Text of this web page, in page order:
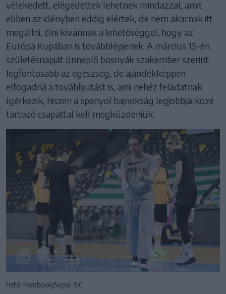
vélekedett, elégedettek lehetnek mindazzal, amit
ebben az idényben eddig elértek, de nem akarnak itt
megállni, élni kívánnak a lehetőséggel, hogy az
Európa Kupában is továbblépjenek. A március 15-én
születésnapját ünneplő bosnyák szakember szerint
legfontosabb az egészség, de ajándékképpen
elfogadná a továbbjutást is, ami nehéz feladatnak
ígérkezik, hiszen a spanyol bajnokság legjobbjai közé
tartozó csapattal kell megküzdeniük.
Fotó: Facebook/Sepsi-SIC